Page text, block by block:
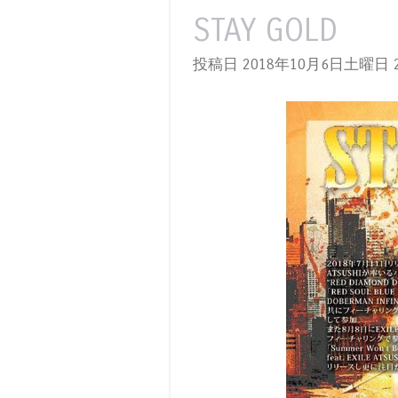
STAY GOLD
投稿日 2018年10月6日土曜日